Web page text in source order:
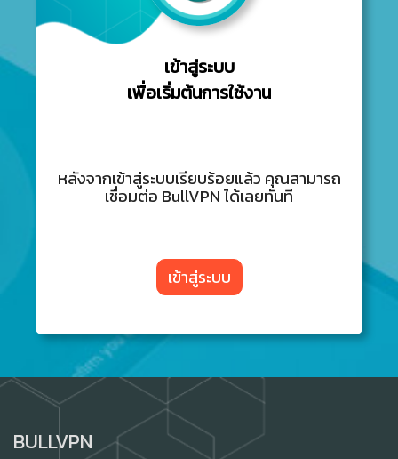
เข้าสู่ระบบ
เพื่อเริ่มต้นการใช้งาน
หลังจากเข้าสู่ระบบเรียบร้อยแล้ว คุณสามารถ
เชื่อมต่อ BullVPN ได้เลยทันที
เข้าสู่ระบบ
BULLVPN